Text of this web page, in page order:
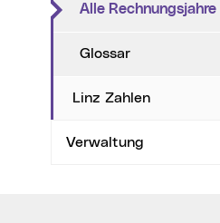
Alle Rechnungsjahre
Glossar
Linz Zahlen
Verwaltung